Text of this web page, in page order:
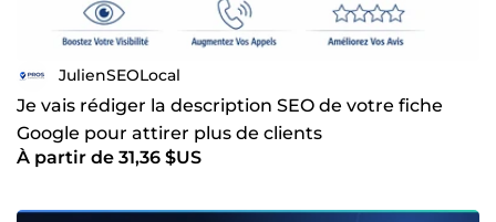
JulienSEOLocal
Je vais rédiger la description SEO de votre fiche
Google pour attirer plus de clients
À partir de 31,36 $US